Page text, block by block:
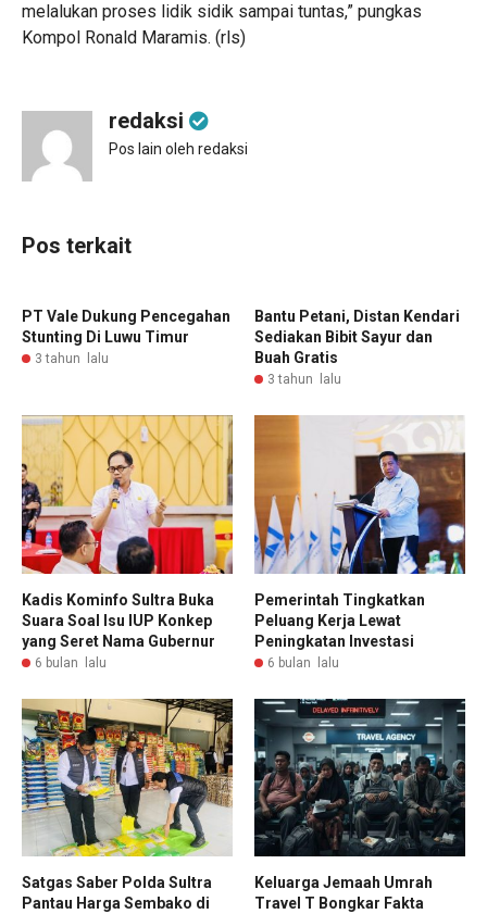
melalukan proses lidik sidik sampai tuntas,” pungkas
Kompol Ronald Maramis. (rls)
redaksi
Pos lain oleh redaksi
Pos terkait
PT Vale Dukung Pencegahan
Stunting Di Luwu Timur
3 tahun lalu
Bantu Petani, Distan Kendari
Sediakan Bibit Sayur dan
Buah Gratis
3 tahun lalu
Kadis Kominfo Sultra Buka
Suara Soal Isu IUP Konkep
yang Seret Nama Gubernur
6 bulan lalu
Pemerintah Tingkatkan
Peluang Kerja Lewat
Peningkatan Investasi
6 bulan lalu
Satgas Saber Polda Sultra
Pantau Harga Sembako di
Keluarga Jemaah Umrah
Travel T Bongkar Fakta